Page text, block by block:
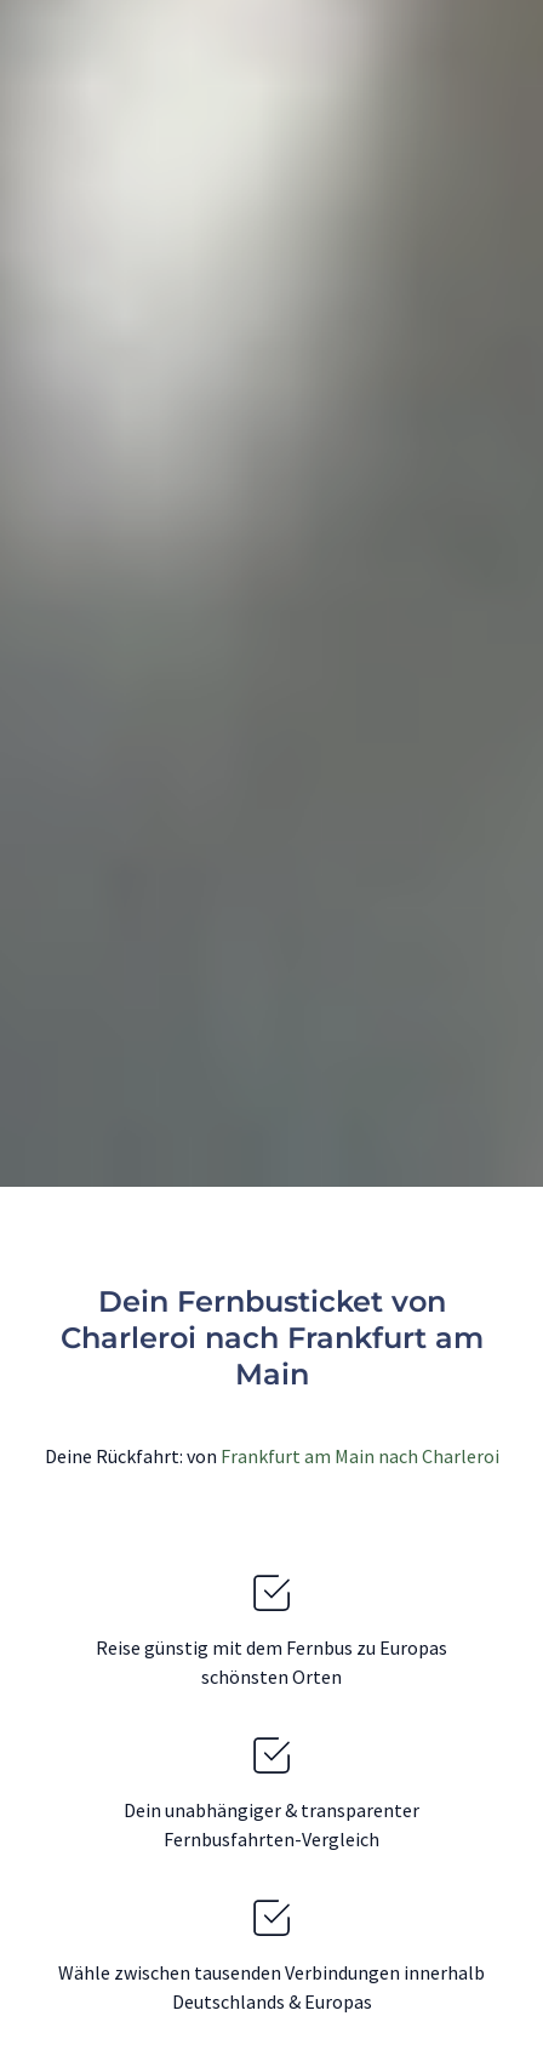
Dein Fernbusticket von
Charleroi nach Frankfurt am
Main
Deine Rückfahrt: von Frankfurt am Main nach Charleroi
Reise günstig mit dem Fernbus zu Europas
schönsten Orten
Dein unabhängiger & transparenter
Fernbusfahrten-Vergleich
Wähle zwischen tausenden Verbindungen innerhalb
Deutschlands & Europas